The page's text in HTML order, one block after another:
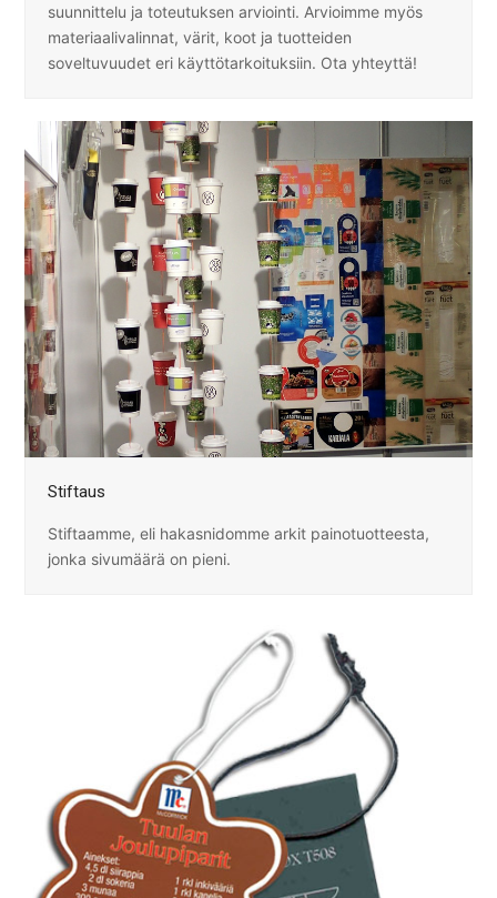
suunnittelu ja toteutuksen arviointi. Arvioimme myös
materiaalivalinnat, värit, koot ja tuotteiden
soveltuvuudet eri käyttötarkoituksiin. Ota yhteyttä!
Stiftaus
Stiftaamme, eli hakasnidomme arkit painotuotteesta,
jonka sivumäärä on pieni.